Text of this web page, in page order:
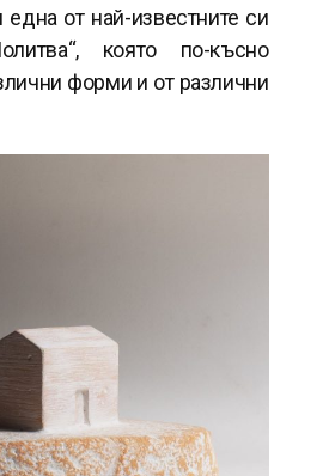
една от най-известните си
която по-късно
форми и от различни